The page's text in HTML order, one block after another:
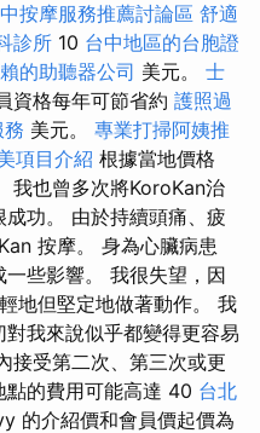
按摩服務推薦討論區 舒適
診所 10 台中地區的台胞證
的助聽器公司 美元。 士
資格每年可節省約 護照過
美元。 專業打掃阿姨推
項目介紹 根據當地價格
我也曾多次將KoroKan治
功。 由於持續頭痛、疲
按摩。 身為心臟病患
些影響。 我很失望，因
地但堅定地做著動作。 我
我來說似乎都變得更容易
接受第二次、第三次或更
點的費用可能高達 40 台北
的介紹價和會員價起價為